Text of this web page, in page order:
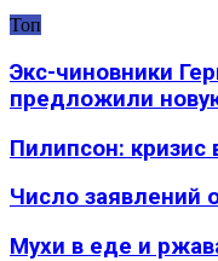
Топ
Экс-чиновники
предложили
Пилипсон:
Число заявлений
Мухи в еде и